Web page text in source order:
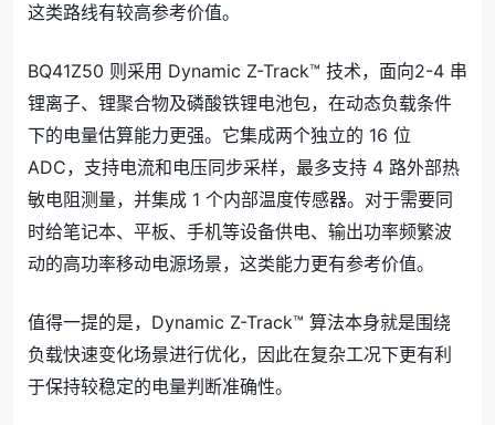
这类路线有较高参考价值。
BQ41Z50 则采用 Dynamic Z-Track™ 技术，面向2-4 串
锂离子、锂聚合物及磷酸铁锂电池包，在动态负载条件
下的电量估算能力更强。它集成两个独立的 16 位
ADC，支持电流和电压同步采样，最多支持 4 路外部热
敏电阻测量，并集成 1 个内部温度传感器。对于需要同
时给笔记本、平板、手机等设备供电、输出功率频繁波
动的高功率移动电源场景，这类能力更有参考价值。
值得一提的是，Dynamic Z-Track™ 算法本身就是围绕
负载快速变化场景进行优化，因此在复杂工况下更有利
于保持较稳定的电量判断准确性。